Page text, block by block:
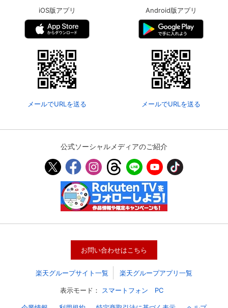
会員設定 会員情報 閉じる
ジットカード情報の変更が可能です。
決済方法変更 決済方法の変更が可能です。
iOS版アプリ
メールでURLを送る
Android版アプリ
メールでURLを送る
公式ソーシャルメディアのご紹介
お問い合わせはこちら
楽天グループサイト一覧 楽天グループアプリ一覧
表示モード： スマートフォン PC